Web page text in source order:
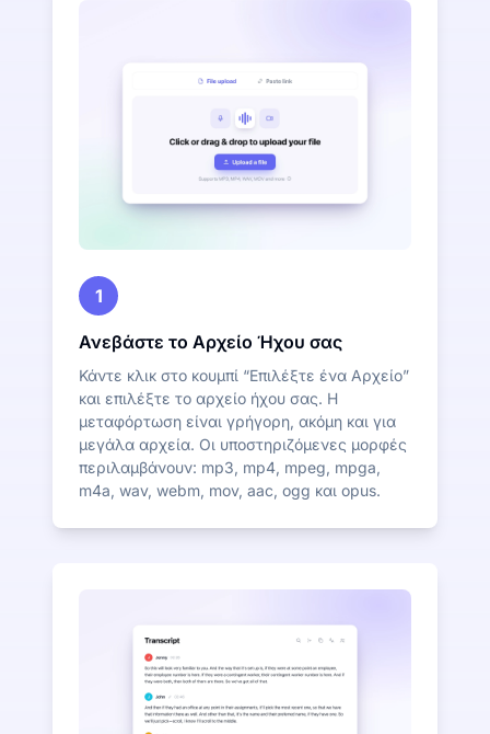
1
Ανεβάστε το Αρχείο Ήχου σας
Κάντε κλικ στο κουμπί “Επιλέξτε ένα Αρχείο”
και επιλέξτε το αρχείο ήχου σας. Η
μεταφόρτωση είναι γρήγορη, ακόμη και για
μεγάλα αρχεία. Οι υποστηριζόμενες μορφές
περιλαμβάνουν: mp3, mp4, mpeg, mpga,
m4a, wav, webm, mov, aac, ogg και opus.